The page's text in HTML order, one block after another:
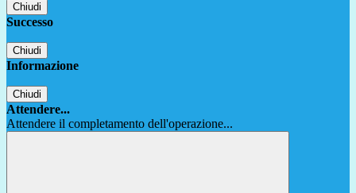
Chiudi
Successo
Chiudi
Informazione
Chiudi
Attendere...
Attendere il completamento dell'operazione...